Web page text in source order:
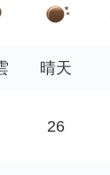
晴天
26